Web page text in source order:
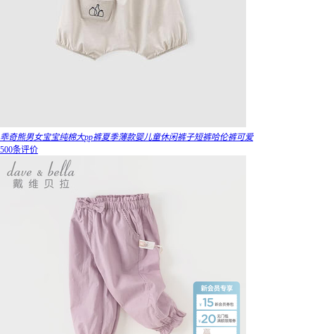
乖奇熊男女宝宝纯棉大pp裤夏季薄款婴儿童休闲裤子短裤哈伦裤可爱
500条评价